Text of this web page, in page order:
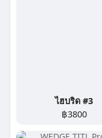
ไฮบริด #3
฿3800